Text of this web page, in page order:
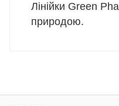
Лінійки Green
природою.